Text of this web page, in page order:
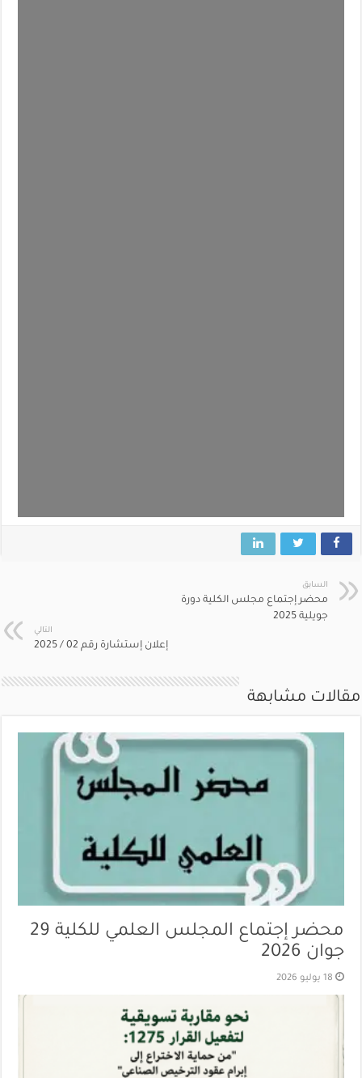
السابق
محضر إجتماع مجلس الكلية دورة
جويلية 2025
التالي
إعلان إستشارة رقم 02 / 2025
مقالات مشابهة
محضر إجتماع المجلس العلمي للكلية 29
جوان 2026
18 يوليو 2026